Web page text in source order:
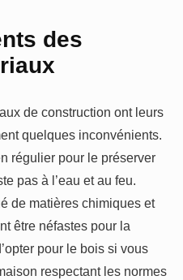
des
de construction ont leurs
quelques inconvénients.
régulier pour le préserver
pas à l’eau et au feu.
de matières chimiques et
être néfastes pour la
pour le bois si vous
respectant les normes